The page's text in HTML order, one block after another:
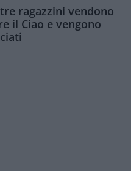
ragazzini vendono
il Ciao e vengono